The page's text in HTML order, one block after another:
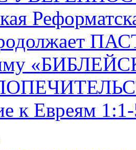
к Евреям